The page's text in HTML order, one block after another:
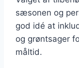
sæsonen og
god idé at
og grøntsager
måltid.